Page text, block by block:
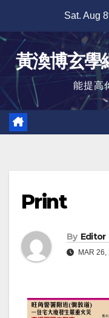
content
Sat. Aug
黃渙博玄學
能提高
Print
By Editor
MAR 26,